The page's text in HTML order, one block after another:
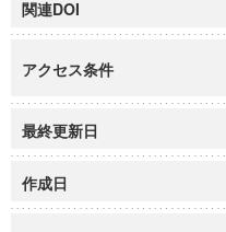
関連DOI
アクセス条件
最終更新日
作成日